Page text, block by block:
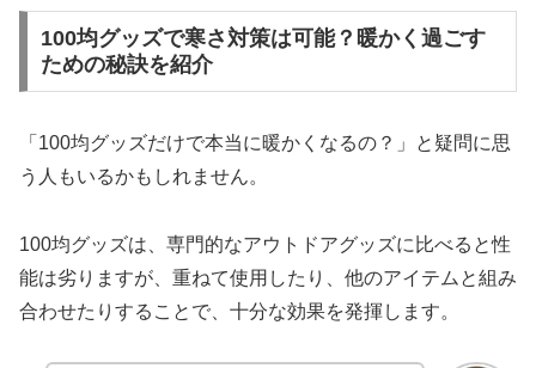
100均グッズで寒さ対策は可能？暖かく過ごす
ための秘訣を紹介
「100均グッズだけで本当に暖かくなるの？」と疑問に思
う人もいるかもしれません。
100均グッズは、専門的なアウトドアグッズに比べると性
能は劣りますが、重ねて使用したり、他のアイテムと組み
合わせたりすることで、十分な効果を発揮します。